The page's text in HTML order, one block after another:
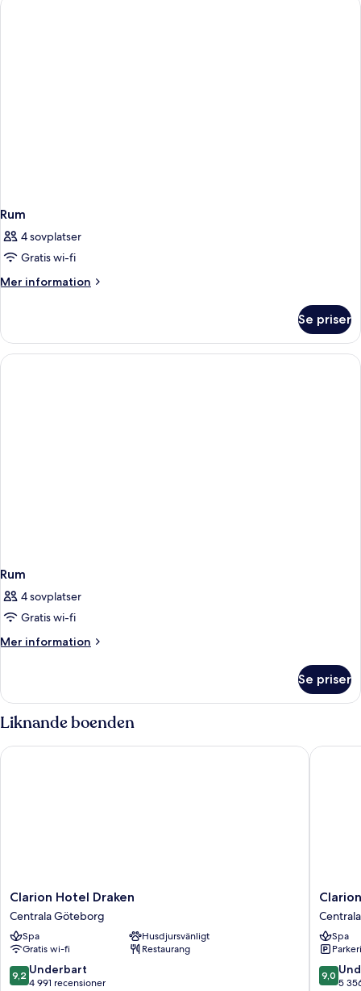
Rum
4 sovplatser
Gratis wi-fi
Mer information
Mer
Se priser
Rum
4 sovplatser
Gratis wi-fi
Mer information
Mer
Se priser
Liknande boenden
Clarion
Hotel
Draken
Centrala
Göteborg
Clarion Hotel Draken
Centrala Göteborg
Spa
Husdjursvänligt
Gratis wi-fi
Restaurang
9.2
av
9,2 Underbart
4 991 recensioner
Clarion Hotel Draken
Clarion
Hotel
Post,
Centrala
Spa
9.0
av
9,0
5
Clarion